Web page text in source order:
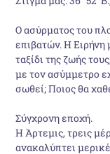
Ο ασύρματος του
επιβατών. Η Ειρήνη
ταξίδι της ζωής
με τον ασύμμετρο
σωθεί; Ποιος θα
Σύγχρονη εποχή.
Η Άρτεμις, τρεις
ανακαλύπτει